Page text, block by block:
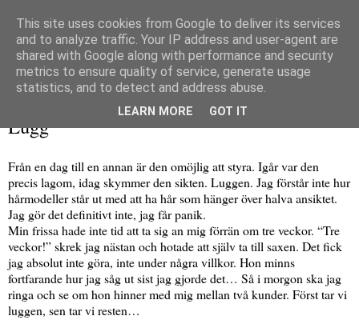
Lugg
Från en dag till en annan är den omöjlig att styra. Igår var den
precis lagom, idag skymmer den sikten. Luggen. Jag förstår inte hur
hårmodeller står ut med att ha hår som hänger över halva ansiktet.
Jag gör det definitivt inte, jag får panik.
Min frissa hade inte tid att ta sig an mig förrän om tre veckor. “Tre
veckor!” skrek jag nästan och hotade att själv ta till saxen. Det fick
jag absolut inte göra, inte under några villkor. Hon minns
fortfarande hur jag såg ut sist jag gjorde det… Så i morgon ska jag
ringa och se om hon hinner med mig mellan två kunder. Först tar vi
luggen, sen tar vi resten…
This site uses cookies from Google to deliver its services
and to analyze traffic. Your IP address and user-agent are
shared with Google along with performance and security
metrics to ensure quality of service, generate usage
statistics, and to detect and address abuse.
LEARN MORE GOT IT